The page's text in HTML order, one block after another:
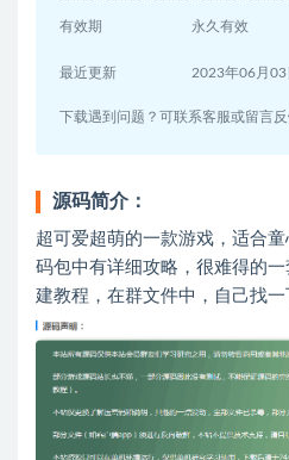
有效期 永久有效
最近更新 2023年06月03
下载遇到问题？可联系客服或留言反
源码简介：
超可爱超萌的一款游戏，适合
码包中有详细攻略，很难得的
建教程，在群文件中，自己找一